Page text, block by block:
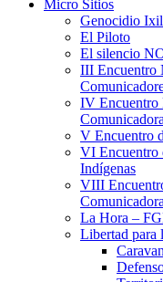
Micro Sitios
Genocidio Ixil
El Piloto
El silencio
III Encuentro
IV Encuentro
V Encuentro
VI Encuentro
Indígenas
VIII
La Hora –
Libertad para